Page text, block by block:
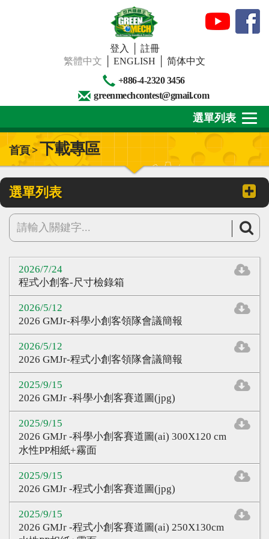
登入
註冊
繁體中文
ENGLISH
简体中文
+886-4-2320 3456
greenmechcontest@gmail.com
關於我們
下載專區
精彩回顧
心得分享
友情連結
CQ認證
教師認證
選單列表
首頁 >下載專區
選單列表
2026/7/24
程式小創客-尺寸檢錄箱
2026/5/12
2026 GMJr-科學小創客領隊會議簡報
2026/5/12
2026 GMJr-程式小創客領隊會議簡報
2025/9/15
2026 GMJr -科學小創客賽道圖(jpg)
2025/9/15
2026 GMJr -科學小創客賽道圖(ai) 300X120 cm
水性PP相紙+霧面
2025/9/15
2026 GMJr -程式小創客賽道圖(jpg)
2025/9/15
2026 GMJr -程式小創客賽道圖(ai) 250X130cm